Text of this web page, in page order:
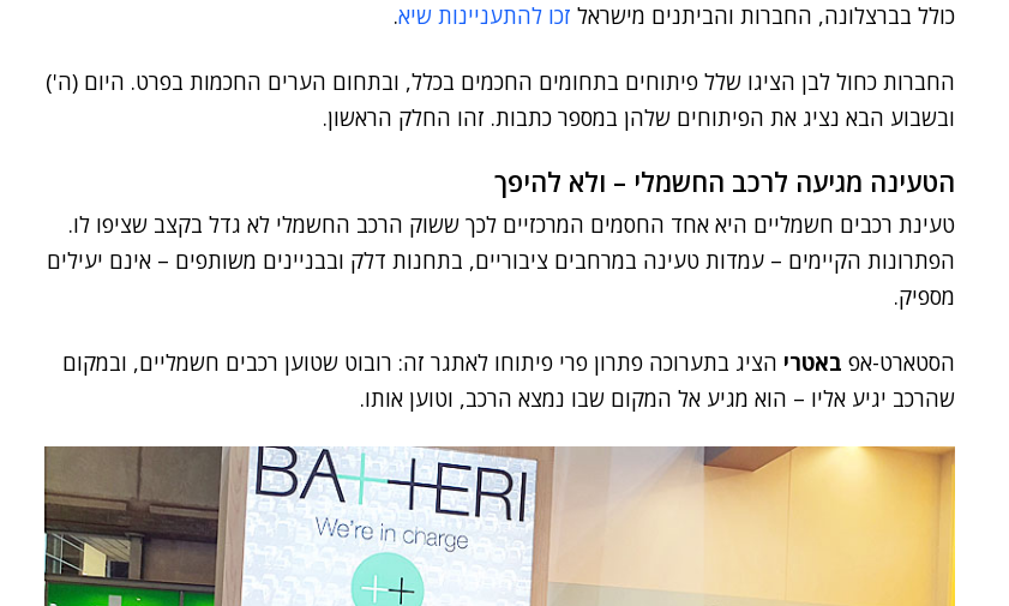
כולל בברצלונה, החברות והביתנים מישראל זכו להתעניינות שיא.
החברות כחול לבן הציגו שלל פיתוחים בתחומים החכמים בכלל, ובתחום הערים החכמות בפרט. היום (ה')
ובשבוע הבא נציג את הפיתוחים שלהן במספר כתבות. זהו החלק הראשון.
הטעינה מגיעה לרכב החשמלי – ולא להיפך
טעינת רכבים חשמליים היא אחד החסמים המרכזיים לכך ששוק הרכב החשמלי לא גדל בקצב שציפו לו.
הפתרונות הקיימים – עמדות טעינה במרחבים ציבוריים, בתחנות דלק ובבניינים משותפים – אינם יעילים
מספיק.
הסטארט-אפ באטרי הציג בתערוכה פתרון פרי פיתוחו לאתגר זה: רובוט שטוען רכבים חשמליים, ובמקום
שהרכב יגיע אליו – הוא מגיע אל המקום שבו נמצא הרכב, וטוען אותו.